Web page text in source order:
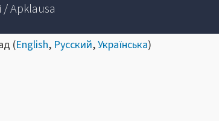
Apklausa
(English, Русский,Українська)